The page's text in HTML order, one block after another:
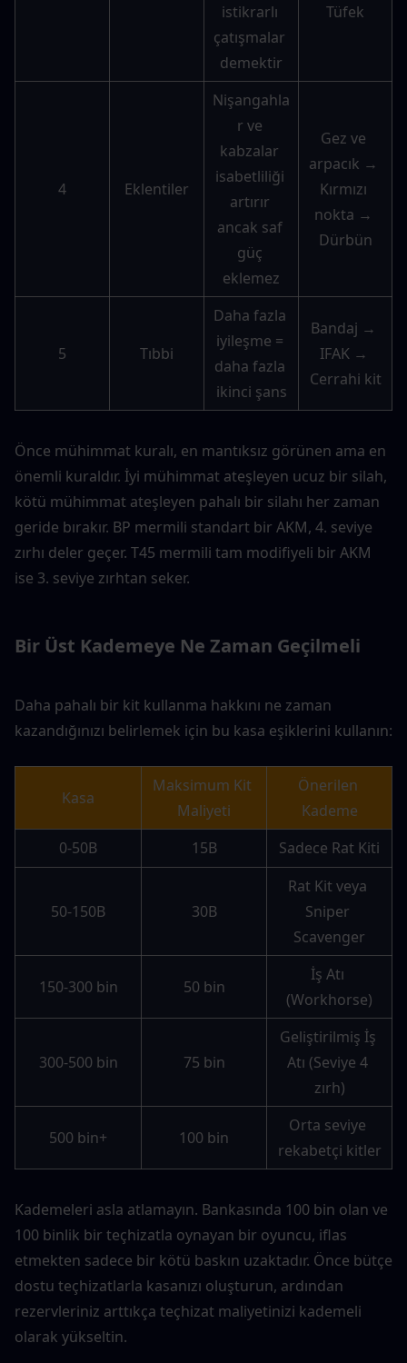
istikrarlı
çatışmalar
demektir
Tüfek
4 Eklentiler
Nişangahla
r ve
kabzalar
isabetliliği
artırır
ancak saf
güç
eklemez
Gez ve
arpacık →
Kırmızı
nokta →
Dürbün
5 Tıbbi
Daha fazla
iyileşme =
daha fazla
ikinci şans
Bandaj →
IFAK →
Cerrahi kit
Önce mühimmat kuralı, en mantıksız görünen ama en
önemli kuraldır. İyi mühimmat ateşleyen ucuz bir silah,
kötü mühimmat ateşleyen pahalı bir silahı her zaman
geride bırakır. BP mermili standart bir AKM, 4. seviye
zırhı deler geçer. T45 mermili tam modifiyeli bir AKM
ise 3. seviye zırhtan seker.
Bir Üst Kademeye Ne Zaman Geçilmeli
Daha pahalı bir kit kullanma hakkını ne zaman
kazandığınızı belirlemek için bu kasa eşiklerini kullanın:
Kasa
Maksimum Kit
Maliyeti
Önerilen
Kademe
0-50B
15B Sadece Rat Kiti
50-150B 30B
Rat Kit veya
Sniper
Scavenger
150-300 bin 50 bin
İş Atı
(Workhorse)
300-500 bin 75 bin
Geliştirilmiş İş
Atı (Seviye 4
zırh)
500 bin+ 100 bin
Orta seviye
rekabetçi kitler
Kademeleri asla atlamayın. Bankasında 100 bin olan ve
100 binlik bir teçhizatla oynayan bir oyuncu, iflas
etmekten sadece bir kötü baskın uzaktadır. Önce bütçe
dostu teçhizatlarla kasanızı oluşturun, ardından
rezervleriniz arttıkça teçhizat maliyetinizi kademeli
olarak yükseltin.